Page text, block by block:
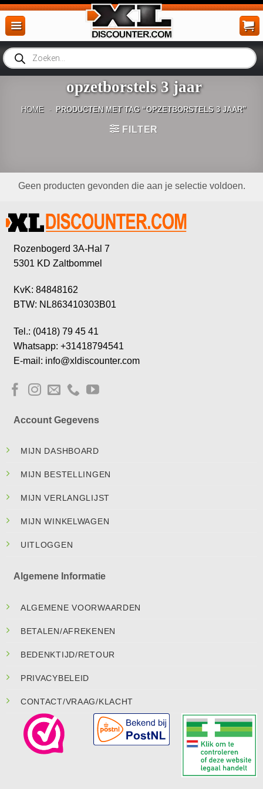
Ga
naar
inhoud
Producten
zoeken
opzetborstels 3 jaar
HOME - PRODUCTEN MET TAG “OPZETBORSTELS 3 JAAR”
FILTER
Geen producten gevonden die aan je selectie voldoen.
Rozenbogerd 3A-Hal 7
5301 KD Zaltbommel
KvK: 84848162
BTW: NL863410303B01
Tel.: (0418) 79 45 41
Whatsapp: +31418794541
E-mail: info@xldiscounter.com
Account Gegevens
MIJN DASHBOARD
MIJN BESTELLINGEN
MIJN VERLANGLIJST
MIJN WINKELWAGEN
UITLOGGEN
Algemene Informatie
ALGEMENE VOORWAARDEN
BETALEN/AFREKENEN
BEDENKTIJD/RETOUR
PRIVACYBELEID
CONTACT/VRAAG/KLACHT